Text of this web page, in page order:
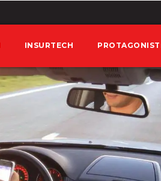
INSURTECH